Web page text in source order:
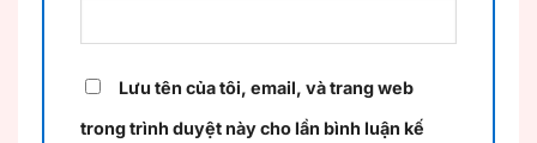
Lưu tên của tôi, email, và trang web
trong trình duyệt này cho lần bình luận kế